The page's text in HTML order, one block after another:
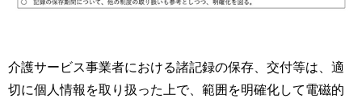
介護サービス事業者における諸記録の保存、交付等は、適
切に個人情報を取り扱った上で、範囲を明確化して電磁的